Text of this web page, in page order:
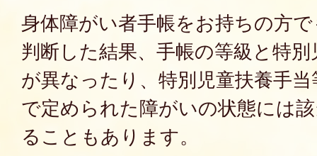
身体障がい者手帳をお持ちの方
判断した結果、手帳の等級と特
が異なったり、特別児童扶養手
で定められた障がいの状態には
ることもあります。